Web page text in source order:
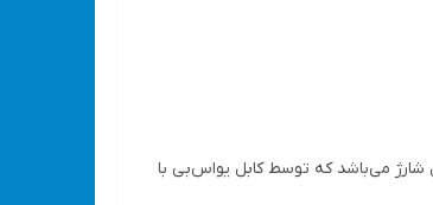
شارژ می‌باشد که توسط کابل یو‌اس‌بی با